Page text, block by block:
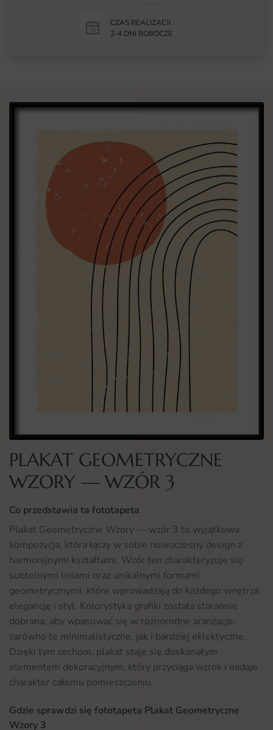
CZAS REALIZACJI
2-4 DNI ROBOCZE
PLAKAT GEOMETRYCZNE
WZORY — WZÓR 3
Co przedstawia ta fototapeta
Plakat Geometryczne Wzory — wzór 3 to wyjątkowa
kompozycja, która łączy w sobie nowoczesny design z
harmonijnymi kształtami. Wzór ten charakteryzuje się
subtelnymi liniami oraz unikalnymi formami
geometrycznymi, które wprowadzają do każdego wnętrza
elegancję i styl. Kolorystyka grafiki została starannie
dobrana, aby wpasować się w różnorodne aranżacje,
zarówno te minimalistyczne, jak i bardziej eklektyczne.
Dzięki tym cechom, plakat staje się doskonałym
elementem dekoracyjnym, który przyciąga wzrok i nadaje
charakter całemu pomieszczeniu.
Gdzie sprawdzi się fototapeta Plakat Geometryczne
Wzory 3